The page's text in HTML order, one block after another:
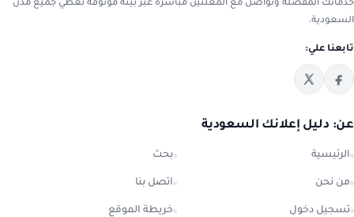
خدماتك المفضلة وتواصل مع المعلنين مباشرة عبر بيئة موثوقة تغطي جميع مدن
السعودية.
تابعنا علي:
عن: دليل إعلانك السعودية
الرئيسية بحث
من نحن اتصل بنا
تسجيل دخول خريطة الموقع